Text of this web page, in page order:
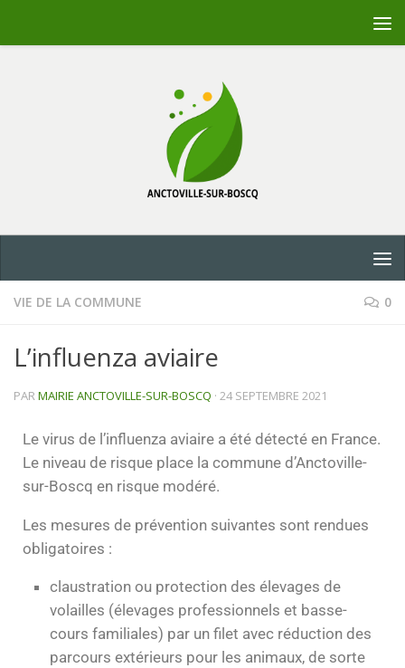
VIE DE LA COMMUNE 0
L’influenza aviaire
PARMAIRIE ANCTOVILLE-SUR-BOSCQ · 24 SEPTEMBRE 2021
Le virus de l’influenza aviaire a été détecté en France.
Le niveau de risque place la commune d’Anctoville-
sur-Boscq en risque modéré.
Les mesures de prévention suivantes sont rendues
obligatoires :
claustration ou protection des élevages de
volailles (élevages professionnels et basse-
cours familiales) par un filet avec réduction des
parcours extérieurs pour les animaux, de sorte